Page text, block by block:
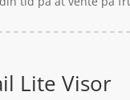
Lite Visor